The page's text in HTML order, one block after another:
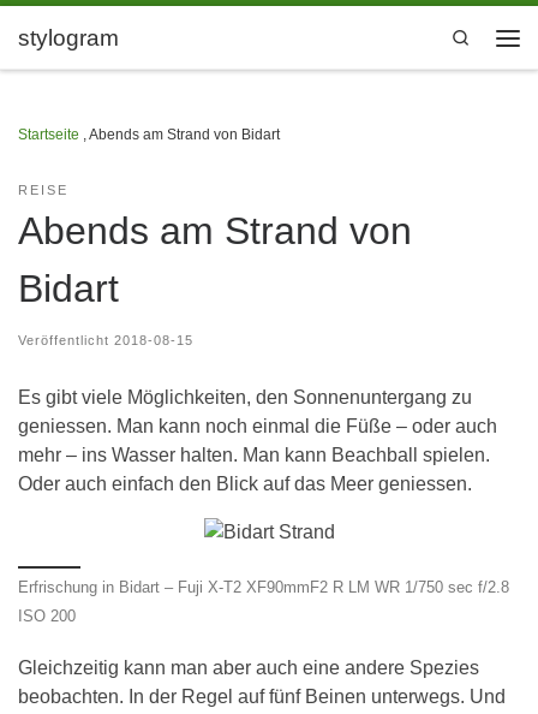
Zum Inhalt springen
stylogram
Search
Startseite ,Abends am Strand von Bidart
REISE
Abends am Strand von
Bidart
Veröffentlicht 2018-08-15
Es gibt viele Möglichkeiten, den Sonnenuntergang zu
geniessen. Man kann noch einmal die Füße – oder auch
mehr – ins Wasser halten. Man kann Beachball spielen.
Oder auch einfach den Blick auf das Meer geniessen.
Erfrischung in Bidart – Fuji X-T2 XF90mmF2 R LM WR 1/750 sec f/2.8
ISO 200
Gleichzeitig kann man aber auch eine andere Spezies
beobachten. In der Regel auf fünf Beinen unterwegs. Und